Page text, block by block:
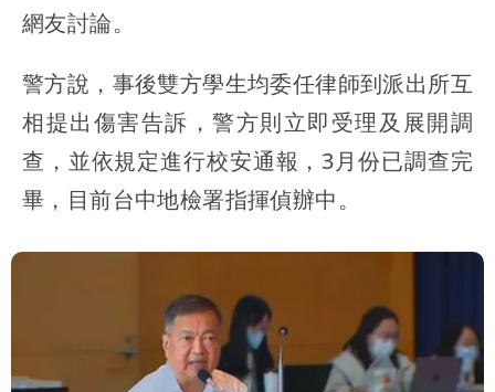
網友討論。
警方說，事後雙方學生均委任律師到派出所互
相提出傷害告訴，警方則立即受理及展開調
查，並依規定進行校安通報，3月份已調查完
畢，目前台中地檢署指揮偵辦中。